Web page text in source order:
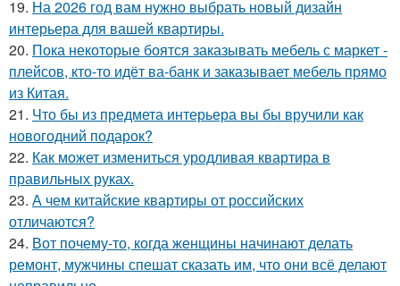
19. На 2026 год вам нужно выбрать новый дизайн
интерьера для вашей квартиры.
20. Пока некоторые боятся заказывать мебель с маркет -
плейсов, кто-то идёт ва-банк и заказывает мебель прямо
из Китая.
21. Что бы из предмета интерьера вы бы вручили как
новогодний подарок?
22. Как может измениться уродливая квартира в
правильных руках.
23. А чем китайские квартиры от российских
отличаются?
24. Вот почему-то, когда женщины начинают делать
ремонт, мужчины спешат сказать им, что они всё делают